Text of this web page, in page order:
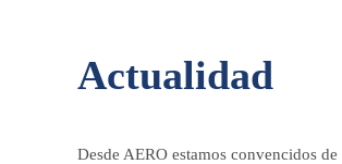
Actualidad
Desde AERO estamos convencidos de